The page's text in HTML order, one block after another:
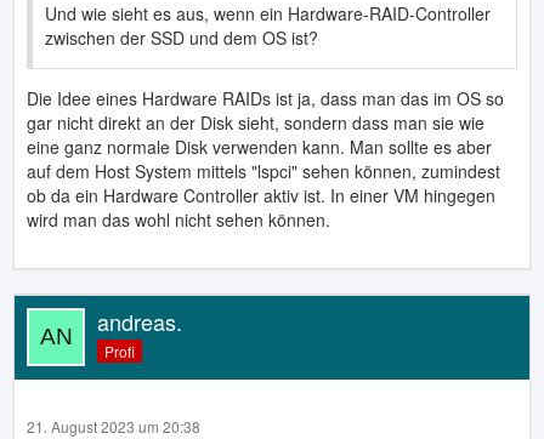
Und wie sieht es aus, wenn ein Hardware-RAID-Controller
zwischen der SSD und dem OS ist?
Die Idee eines Hardware RAIDs ist ja, dass man das im OS so
gar nicht direkt an der Disk sieht, sondern dass man sie wie
eine ganz normale Disk verwenden kann. Man sollte es aber
auf dem Host System mittels "lspci" sehen können, zumindest
ob da ein Hardware Controller aktiv ist. In einer VM hingegen
wird man das wohl nicht sehen können.
andreas.
Profi
21. August 2023 um 20:38